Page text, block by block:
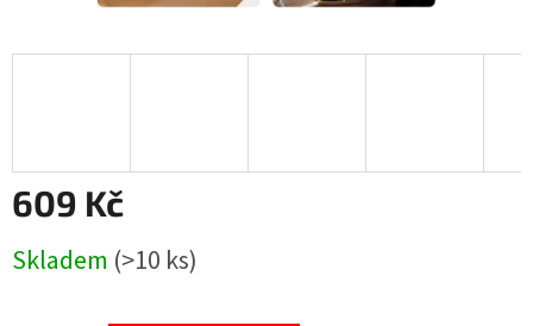
609 Kč
cena:
Skladem (>10 ks)